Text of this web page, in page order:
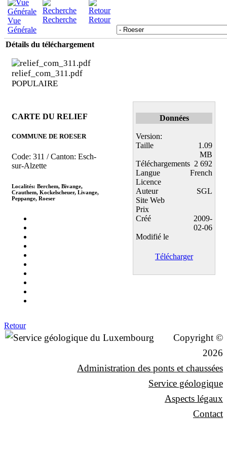
Vue
Générale
Recherche Retour
Détails du téléchargement
relief_com_311.pdf
POPULAIRE
CARTE DU RELIEF
COMMUNE DE ROESER
Code: 311 / Canton: Esch-
sur-Alzette
Localités: Berchem, Bivange,
Crauthem, Kockelscheuer, Livange,
Peppange, Roeser
Données
Version:
Taille
1.09
MB
Téléchargements 2 692
Langue
French
Licence
Auteur
SGL
Site Web
Prix
Créé
2009-
02-06
Modifié le
Télécharger
Retour
Copyright ©
2026
Administration des ponts et chaussées
Service géologique
Aspects légaux
Contact